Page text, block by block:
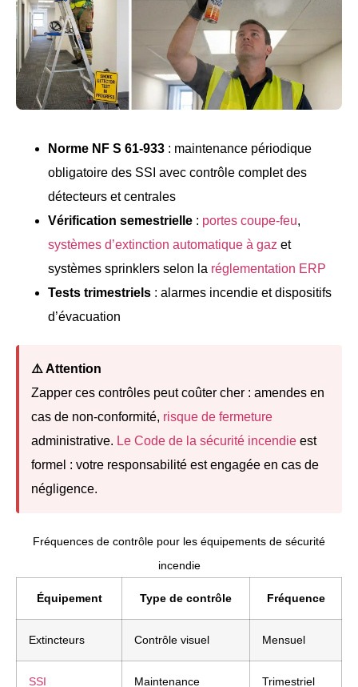
Norme NF S 61-933 : maintenance périodique
obligatoire des SSI avec contrôle complet des
détecteurs et centrales
Vérification semestrielle : portes coupe-feu,
systèmes d’extinction automatique à gaz et
systèmes sprinklers selon la réglementation ERP
Tests trimestriels : alarmes incendie et dispositifs
d’évacuation
⚠️ Attention
Zapper ces contrôles peut coûter cher : amendes en
cas de non-conformité, risque de fermeture
administrative. Le Code de la sécurité incendie est
formel : votre responsabilité est engagée en cas de
négligence.
Fréquences de contrôle pour les équipements de sécurité
incendie
Équipement Type de contrôle Fréquence
Extincteurs Contrôle visuel Mensuel
SSI Maintenance Trimestriel